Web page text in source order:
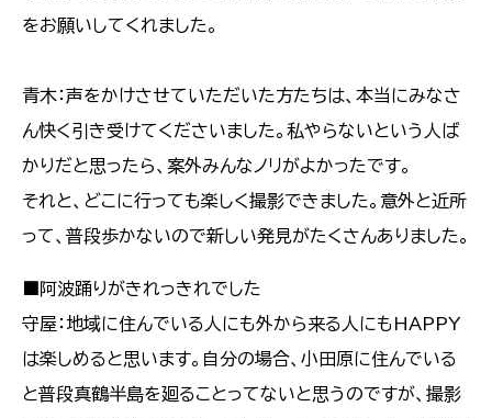
をお願いしてくれました。
青木：声をかけさせていただいた方たちは、本当にみなさ
ん快く引き受けてくださいました。私やらないという人ば
かりだと思ったら、案外みんなノリがよかったです。
それと、どこに行っても楽しく撮影できました。意外と近所
って、普段歩かないので新しい発見がたくさんありました。
■阿波踊りがきれっきれでした
守屋：地域に住んでいる人にも外から来る人にもHAPPY
は楽しめると思います。自分の場合、小田原に住んでいる
と普段真鶴半島を廻ることってないと思うのですが、撮影